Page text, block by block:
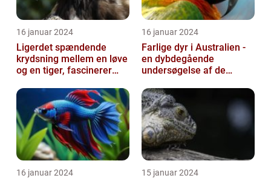
16 januar 2024
Ligerdet spændende
krydsning mellem en løve
og en tiger, fascinerer
verden
16 januar 2024
Farlige dyr i Australien -
en dybdegående
undersøgelse af de
16 januar 2024 15 januar 2024